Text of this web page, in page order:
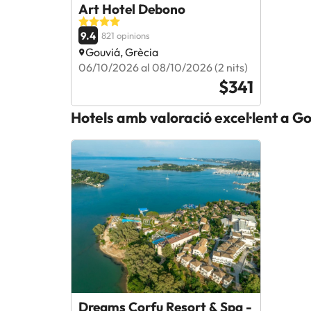
Art Hotel Debono
9.4 821 opinions
Gouviá, Grècia
06/10/2026 al 08/10/2026 (2 nits)
$341
Hotels amb valoració excel·lent a
Dreams Corfu Resort & Spa -